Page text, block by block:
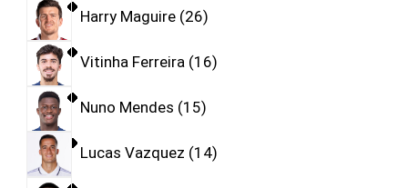
Harry Maguire 26
Vitinha Ferreira 16
Nuno Mendes 15
Lucas Vazquez 14